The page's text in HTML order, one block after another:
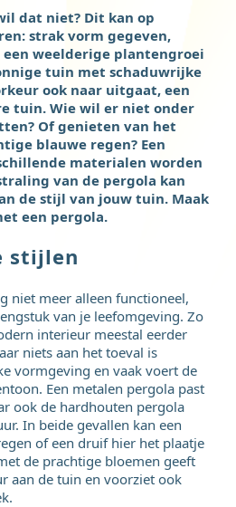
dat niet? Dit kan op
strak vorm gegeven,
weelderige plantengroei
tuin met schaduwrijke
ook naar uitgaat, een
tuin. Wie wil er niet onder
Of genieten van het
blauwe regen? Een
materialen worden
van de pergola kan
de stijl van jouw tuin. Maak
een pergola.
stijlen
niet meer alleen functioneel,
van je leefomgeving. Zo
interieur meestal eerder
niets aan het toeval is
vormgeving en vaak voert de
Een metalen pergola past
ook de hardhouten pergola
In beide gevallen kan een
of een druif hier het plaatje
de prachtige bloemen geeft
aan de tuin en voorziet ook